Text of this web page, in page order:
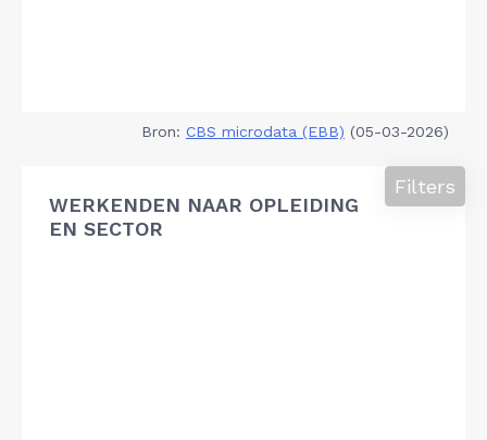
Bron: CBS microdata (EBB) (05-03-2026)
WERKENDEN NAAR OPLEIDING
EN SECTOR
Filters